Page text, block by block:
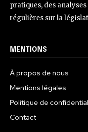
pratiques, des
régulières sur la
MENTIONS
À propos de nous
Mentions légales
Politique de
Contact